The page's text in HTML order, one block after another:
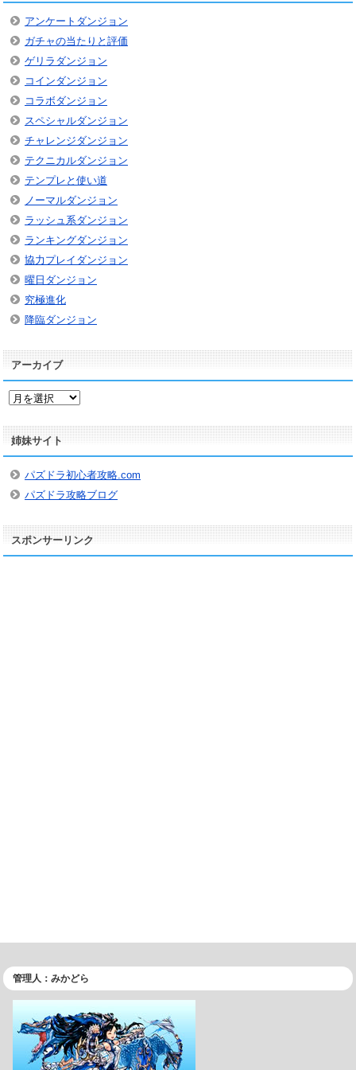
アンケートダンジョン
ガチャの当たりと評価
ゲリラダンジョン
コインダンジョン
コラボダンジョン
スペシャルダンジョン
チャレンジダンジョン
テクニカルダンジョン
テンプレと使い道
ノーマルダンジョン
ラッシュ系ダンジョン
ランキングダンジョン
協力プレイダンジョン
曜日ダンジョン
究極進化
降臨ダンジョン
アーカイブ
ア
カ
イ
ブ
姉妹サイト
パズドラ初心者攻略.com
パズドラ攻略ブログ
スポンサーリンク
管理人：みかどら